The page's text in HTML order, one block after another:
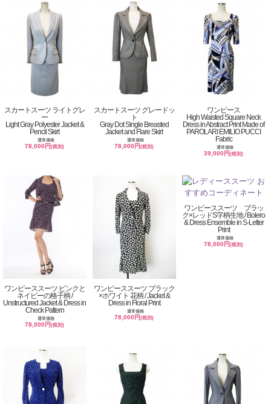
スカートスーツ ライトグレ
ー
Light Gray Polyester Jacket &
Pencil Skirt
通常価格
78,000円(税別)
スカートスーツ グレードッ
ト
Gray Dot Single Breasted
Jacket and Flare Skirt
通常価格
78,000円(税別)
ワンピース
High Waisted Square Neck
Dress in Abstract Print Made of
PAROLARI EMILIO PUCCI
Fabric
通常価格
39,000円(税別)
ワンピーススーツ ピンクと
ネイビーの格子柄 /
Unstructured Jacket & Dress in
Check Pattern
通常価格
78,000円(税別)
ワンピーススーツ ブラック
×ホワイト 花柄 / Jacket &
Dress in Floral Print
通常価格
78,000円(税別)
ワンピーススーツ ブラッ
ク×レッドS字柄生地 / Bolero
& Dress Ensemble in S-Letter
Print
通常価格
78,000円(税別)